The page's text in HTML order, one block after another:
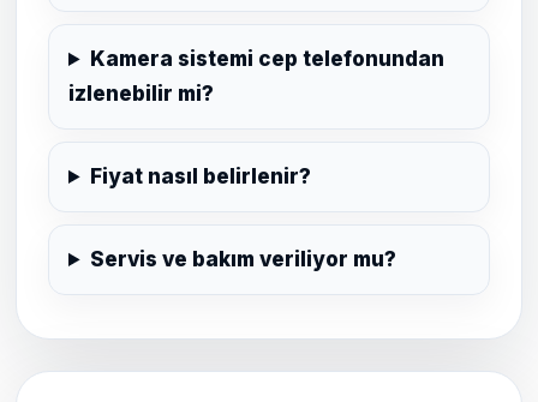
Kamera sistemi cep telefonundan
izlenebilir mi?
Fiyat nasıl belirlenir?
Servis ve bakım veriliyor mu?